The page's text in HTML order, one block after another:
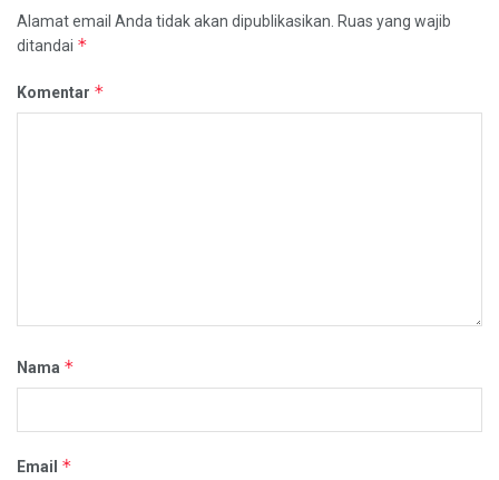
Alamat email Anda tidak akan dipublikasikan. Ruas yang wajib
ditandai *
Komentar *
Nama *
Email *